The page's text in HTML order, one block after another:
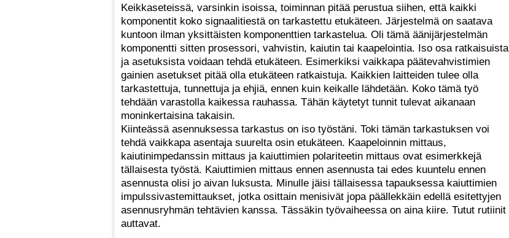
Keikkaseteissä, varsinkin isoissa, toiminnan pitää perustua siihen, että kaikki
komponentit koko signaalitiestä on tarkastettu etukäteen. Järjestelmä on saatava
kuntoon ilman yksittäisten komponenttien tarkastelua. Oli tämä äänijärjestelmän
komponentti sitten prosessori, vahvistin, kaiutin tai kaapelointia. Iso osa ratkaisuista
ja asetuksista voidaan tehdä etukäteen. Esimerkiksi vaikkapa päätevahvistimien
gainien asetukset pitää olla etukäteen ratkaistuja. Kaikkien laitteiden tulee olla
tarkastettuja, tunnettuja ja ehjiä, ennen kuin keikalle lähdetään. Koko tämä työ
tehdään varastolla kaikessa rauhassa. Tähän käytetyt tunnit tulevat aikanaan
moninkertaisina takaisin.
Kiinteässä asennuksessa tarkastus on iso työstäni. Toki tämän tarkastuksen voi
tehdä vaikkapa asentaja suurelta osin etukäteen. Kaapeloinnin mittaus,
kaiutinimpedanssin mittaus ja kaiuttimien polariteetin mittaus ovat esimerkkejä
tällaisesta työstä. Kaiuttimien mittaus ennen asennusta tai edes kuuntelu ennen
asennusta olisi jo aivan luksusta. Minulle jäisi tällaisessa tapauksessa kaiuttimien
impulssivastemittaukset, jotka osittain menisivät jopa päällekkäin edellä esitettyjen
asennusryhmän tehtävien kanssa. Tässäkin työvaiheessa on aina kiire. Tutut rutiinit
auttavat.